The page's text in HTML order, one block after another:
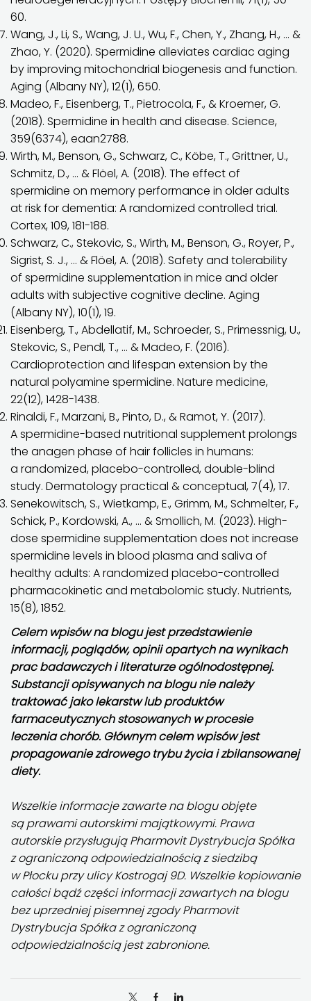
60.
Wang, J., Li, S., Wang, J. U., Wu, F., Chen, Y., Zhang, H., … &
Zhao, Y. (2020). Spermidine alleviates cardiac aging
by improving mitochondrial biogenesis and function.
Aging (Albany NY), 12(1), 650.
Madeo, F., Eisenberg, T., Pietrocola, F., & Kroemer, G.
(2018). Spermidine in health and disease. Science,
359(6374), eaan2788.
Wirth, M., Benson, G., Schwarz, C., Köbe, T., Grittner, U.,
Schmitz, D., … & Flöel, A. (2018). The effect of
spermidine on memory performance in older adults
at risk for dementia: A randomized controlled trial.
Cortex, 109, 181-188.
Schwarz, C., Stekovic, S., Wirth, M., Benson, G., Royer, P.,
Sigrist, S. J., … & Flöel, A. (2018). Safety and tolerability
of spermidine supplementation in mice and older
adults with subjective cognitive decline. Aging
(Albany NY), 10(1), 19.
Eisenberg, T., Abdellatif, M., Schroeder, S., Primessnig, U.,
Stekovic, S., Pendl, T., … & Madeo, F. (2016).
Cardioprotection and lifespan extension by the
natural polyamine spermidine. Nature medicine,
22(12), 1428-1438.
Rinaldi, F., Marzani, B., Pinto, D., & Ramot, Y. (2017).
A spermidine-based nutritional supplement prolongs
the anagen phase of hair follicles in humans:
a randomized, placebo-controlled, double-blind
study. Dermatology practical & conceptual, 7(4), 17.
Senekowitsch, S., Wietkamp, E., Grimm, M., Schmelter, F.,
Schick, P., Kordowski, A., … & Smollich, M. (2023). High-
dose spermidine supplementation does not increase
spermidine levels in blood plasma and saliva of
healthy adults: A randomized placebo-controlled
pharmacokinetic and metabolomic study. Nutrients,
15(8), 1852.
Celem wpisów na blogu jest przedstawienie
informacji, poglądów, opinii opartych na wynikach
prac badawczych i literaturze ogólnodostępnej.
Substancji opisywanych na blogu nie należy
traktować jako lekarstw lub produktów
farmaceutycznych stosowanych w procesie
leczenia chorób. Głównym celem wpisów jest
propagowanie zdrowego trybu życia i zbilansowanej
diety.
Wszelkie informacje zawarte na blogu objęte
są prawami autorskimi majątkowymi. Prawa
autorskie przysługują Pharmovit Dystrybucja Spółka
z ograniczoną odpowiedzialnością z siedzibą
wPłocku przy ulicy Kostrogaj 9D. Wszelkie kopiowanie
całości bądź części informacji zawartych na blogu
bez uprzedniej pisemnej zgody Pharmovit
Dystrybucja Spółka z ograniczoną
odpowiedzialnością jest zabronione.